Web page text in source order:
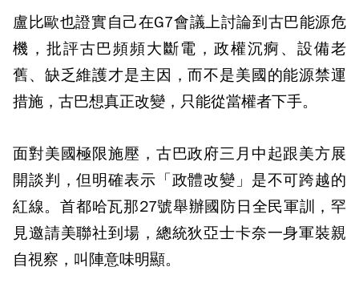
盧比歐也證實自己在G7會議上討論到古巴能源危
機，批評古巴頻頻大斷電，政權沉痾、設備老
舊、缺乏維護才是主因，而不是美國的能源禁運
措施，古巴想真正改變，只能從當權者下手。
面對美國極限施壓，古巴政府三月中起跟美方展
開談判，但明確表示「政體改變」是不可跨越的
紅線。首都哈瓦那27號舉辦國防日全民軍訓，罕
見邀請美聯社到場，總統狄亞士卡奈一身軍裝親
自視察，叫陣意味明顯。